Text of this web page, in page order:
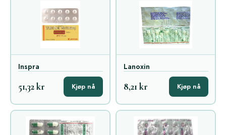
Inspra
51,32 kr Kjøp nå
Lanoxin
8,21 kr Kjøp nå